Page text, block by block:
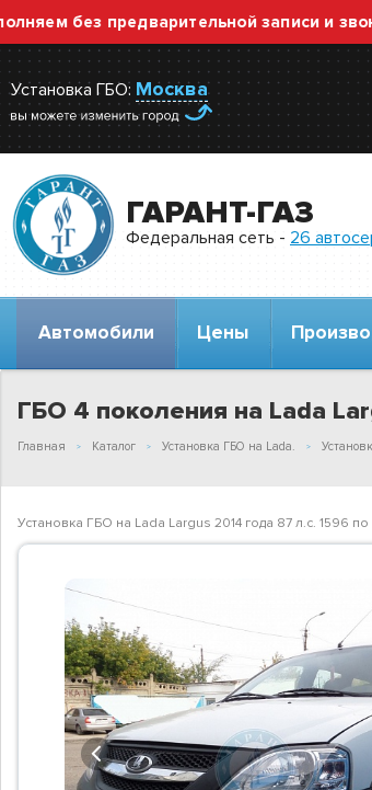
без предварительной записи и звонка —
Установка ГБО: Москва
ГАРАНТ-ГАЗ
Федеральная сеть - 26
Автомобили Цены
ГБО 4 поколения на Lada
Главная Каталог Установка ГБО на Lada.
Установка ГБО на Lada Largus 2014 года 87 л.с. 1596
Previous